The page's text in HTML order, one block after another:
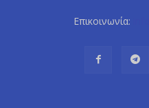
Επικοινωνία: